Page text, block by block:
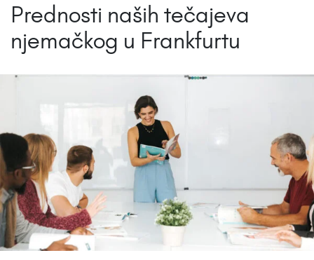
Prednosti naših tečajeva
njemačkog u Frankfurtu